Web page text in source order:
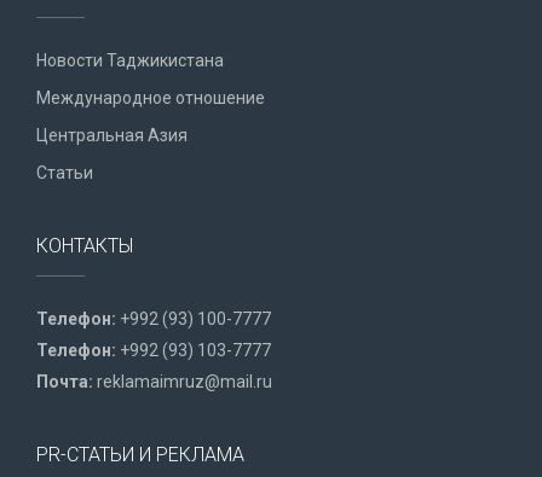
Новости Таджикистана
Международное отношение
Центральная Азия
Статьи
КОНТАКТЫ
Телефон: +992 (93) 100-7777
Телефон: +992 (93) 103-7777
Почта: reklamaimruz@mail.ru
PR-СТАТЬИ И РЕКЛАМА